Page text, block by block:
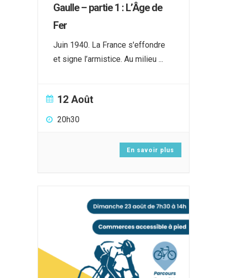
Gaulle – partie 1 : L’Âge de
Fer
Juin 1940. La France s'effondre
et signe l’armistice. Au milieu ...
12 Août
20h30
En savoir plus